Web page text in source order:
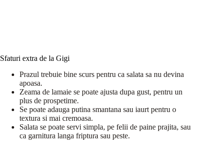
Sfaturi extra de la Gigi
Prazul trebuie bine scurs pentru ca salata sa nu devina
apoasa.
Zeama de lamaie se poate ajusta dupa gust, pentru un
plus de prospetime.
Se poate adauga putina smantana sau iaurt pentru o
textura si mai cremoasa.
Salata se poate servi simpla, pe felii de paine prajita, sau
ca garnitura langa friptura sau peste.